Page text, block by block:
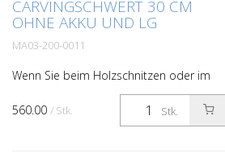
CARVINGSCHWERT 30 CM
OHNE AKKU UND LG
MA03-200-0011
Wenn Sie beim Holzschnitzen oder im
Obstbau besonders präzise und filigran
arbeiten müssen, finden Sie mit der Akku-
Motorsäge STIHL MSA 200 C-B Carving
Stk.
560.00 / Stk.